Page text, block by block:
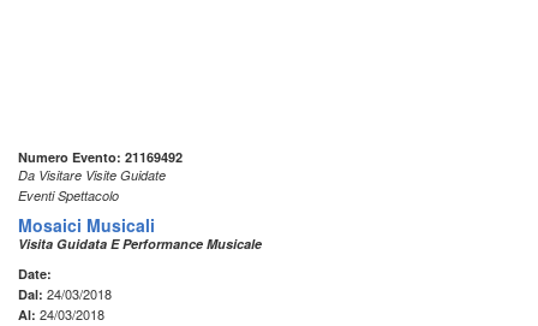
Numero Evento: 21169492
Da Visitare Visite Guidate
Eventi Spettacolo
Mosaici Musicali
Visita Guidata E Performance Musicale
Date:
Dal: 24/03/2018
Al: 24/03/2018